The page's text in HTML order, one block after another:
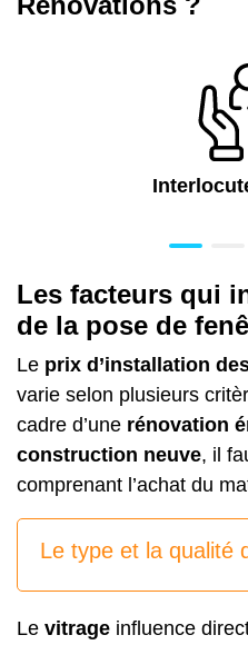
Les facteurs qui
de la pose de
Le prix d’installation
varie selon plusieurs
cadre d’une rénovation
construction neuve, il
comprenant l’achat du
Le type et la qualité
Le vitrage influence